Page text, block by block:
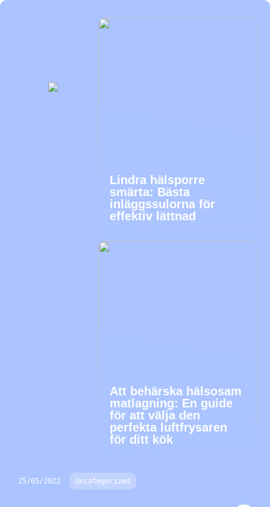
Lindra hälsporre
smärta: Bästa
inläggssulorna för
effektiv lättnad
Att behärska hälsosam
matlagning: En guide
för att välja den
perfekta luftfrysaren
för ditt kök
25/05/2022 Uncategorized